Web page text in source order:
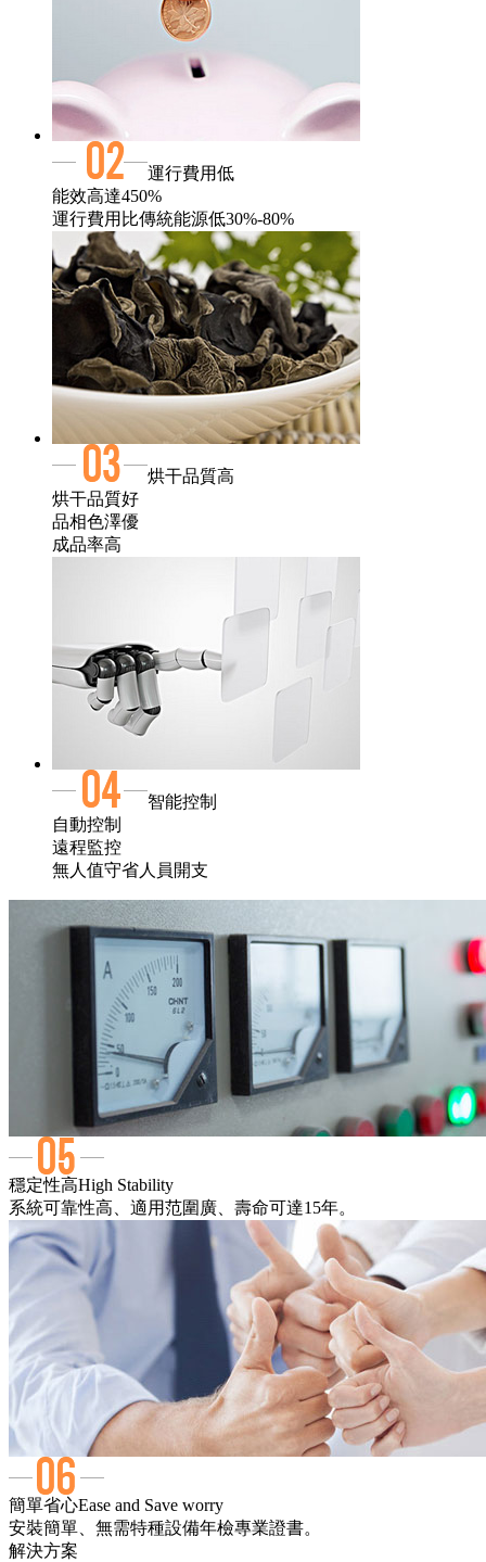
運行費用低
能效高達450%
運行費用比傳統能源低30%-80%
烘干品質高
烘干品質好
品相色澤優
成品率高
智能控制
自動控制
遠程監控
無人值守省人員開支
穩定性高High Stability
系統可靠性高、適用范圍廣、壽命可達15年。
簡單省心Ease and Save worry
安裝簡單、無需特種設備年檢專業證書。
解決方案